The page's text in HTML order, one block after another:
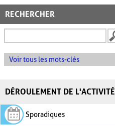
RECHERCHER
Voir tous les mots-clés
DÉROULEMENT DE L'ACTIVITÉ
Sporadiques